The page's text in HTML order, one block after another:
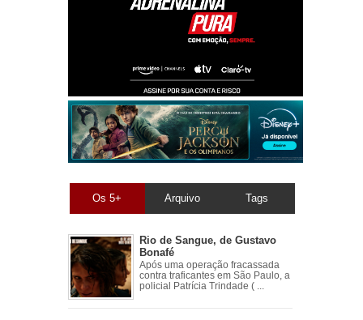
Os 5+ Arquivo Tags
Rio de Sangue, de Gustavo
Bonafé
Após uma operação fracassada
contra traficantes em São Paulo, a
policial Patrícia Trindade ( ...